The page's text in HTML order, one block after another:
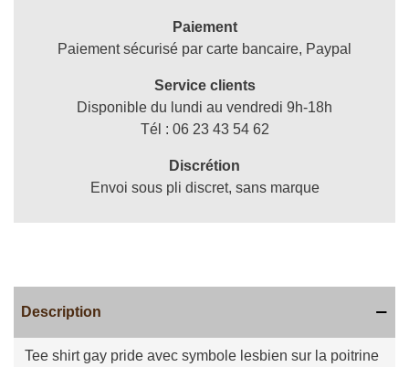
Paiement
Paiement sécurisé par carte bancaire, Paypal
Service clients
Disponible du lundi au vendredi 9h-18h
Tél : 06 23 43 54 62
Discrétion
Envoi sous pli discret, sans marque
Description
Tee shirt gay pride avec symbole lesbien sur la poitrine